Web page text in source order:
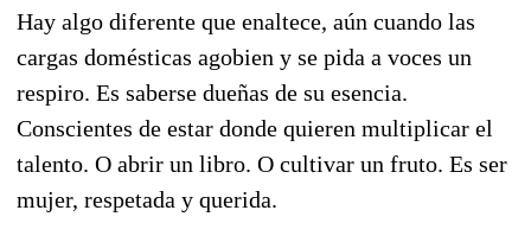
Hay algo diferente que enaltece, aún cuando las
cargas domésticas agobien y se pida a voces un
respiro. Es saberse dueñas de su esencia.
Conscientes de estar donde quieren multiplicar el
talento. O abrir un libro. O cultivar un fruto. Es ser
mujer, respetada y querida.